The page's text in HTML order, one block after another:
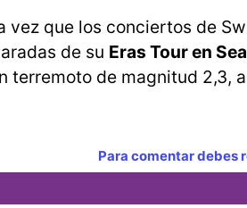
vez que los conciertos de
de su Eras Tour en
terremoto de magnitud 2,3,
Para comentar debes